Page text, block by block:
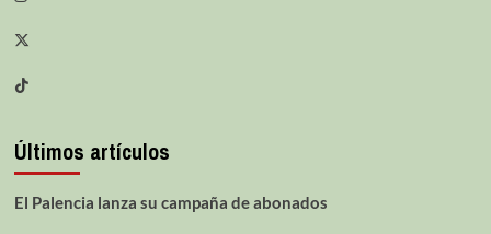
Últimos artículos
El Palencia lanza su campaña de abonados